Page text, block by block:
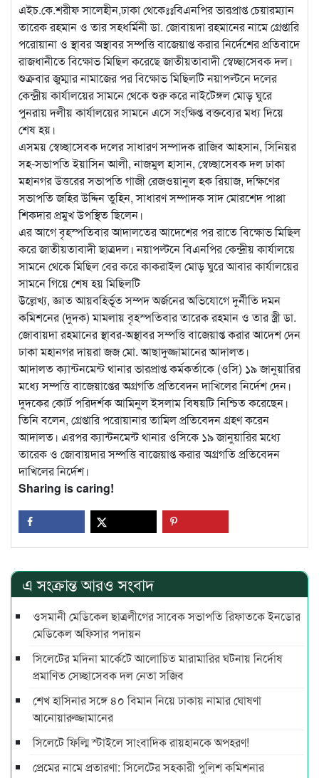
এইচ.কে.শরীফ সালেহীন,ঢাকা থেকেঃঃবিএনপির ভারপ্রাপ্ত চেয়ারম্যান
তারেক রহমান ও তার সহধর্মিনী ডা. জোবায়দা রহমানের নামে গ্রেপ্তারি
পরোয়ানা ও স্থাবর অস্থাবর সম্পত্তি বাজেয়াপ্ত করার নির্দেশের প্রতিবাদে
রাজধানীতে বিক্ষোভ মিছিল করেছে জাতীয়তাবাদী স্বেচ্ছাসেবক দল।
শুক্রবার জুম্মার নামাজের পর বিক্ষোভ মিছিলটি নয়াপল্টনে দলের
কেন্দ্রীয় কার্যালয়ের সামনে থেকে শুরু করে নাইটেঙ্গল মোড় ঘুরে
পুনরায় দলীয় কার্যালয়ের সামনে এসে সংক্ষিপ্ত বক্তব্যের মধ্য দিয়ে
শেষ হয়।
এসময় স্বেচ্ছাসেবক দলের সাধারণ সম্পাদক রাজিব আহসান, সিনিয়র
সহ-সভাপতি ইয়াসিন আলী, নাজমুল হাসান, স্বেচ্ছাসেবক দল ঢাকা
মহানগর উত্তরের সভাপতি গাজী রেজওয়ানুল হক রিয়াজ, দক্ষিণের
সভাপতি জহির উদ্দিন তুহিন, সাধারণ সম্পাদক সাদ মোরশেদ পাপ্পা
শিকদার প্রমুখ উপস্থিত ছিলেন।
এর আগে বৃহস্পতিবার আদালতের আদেশের পর রাতে বিক্ষোভ মিছিল
করে জাতীয়তাবাদী ছাত্রদল। নয়াপল্টনে বিএনপির কেন্দ্রীয় কার্যালয়ে
সামনে থেকে মিছিল বের করে কাকরাইল মোড় ঘুরে আবার কার্যালয়ের
সামনে গিয়ে শেষ হয় মিছিলটি
উল্লেখ্য, জ্ঞাত আয়বহির্ভূত সম্পদ অর্জনের অভিযোগে দুর্নীতি দমন
কমিশনের (দুদক) মামলায় বৃহস্পতিবার তারেক রহমান ও তার স্ত্রী ডা.
জোবায়দা রহমানের স্থাবর-অস্থাবর সম্পত্তি বাজেয়াপ্ত করার আদেশ দেন
ঢাকা মহানগর দায়রা জজ মো. আছাদুজ্জামানের আদালত।
আদালত ক্যান্টনমেন্ট থানার ভারপ্রাপ্ত কর্মকর্তাকে (ওসি) ১৯ জানুয়ারির
মধ্যে সম্পত্তি বাজেয়াপ্তের অগ্রগতি প্রতিবেদন দাখিলের নির্দেশ দেন।
দুদকের কোর্ট পরিদর্শক আমিনুল ইসলাম বিষয়টি নিশ্চিত করেছেন।
তিনি বলেন, গ্রেপ্তারি পরোয়ানার তামিল প্রতিবেদন গ্রহণ করেন
আদালত। এরপর ক্যান্টনমেন্ট থানার ওসিকে ১৯ জানুয়ারির মধ্যে
তারেক ও জোবায়দার সম্পত্তি বাজেয়াপ্ত করার অগ্রগতি প্রতিবেদন
দাখিলের নির্দেশ।
Sharing is caring!
এ সংক্রান্ত আরও সংবাদ
ওসমানী মেডিকেল ছাত্রলীগের সাবেক সভাপতি রিফাতকে ইনডোর
মেডিকেল অফিসার পদায়ন
সিলেটের মদিনা মার্কেটে আলোচিত মারামারির ঘটনায় নির্দোষ
প্রমাণিত সেচ্ছাসেবক দল নেতা সজিব
শেখ হাসিনার সঙ্গে ৪০ বিমান নিয়ে ঢাকায় নামার ঘোষণা
আনোয়ারুজ্জামানের
সিলেটে ফিল্মি স্টাইলে সাংবাদিক রায়হানকে অপহরণ!
প্রেমের নামে প্রতারণা: সিলেটের সহকারী পুলিশ কমিশনার